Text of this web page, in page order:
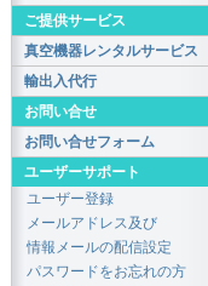
ご提供サービス
真空機器レンタルサービス
輸出入代行
お問い合せ
お問い合せフォーム
ユーザーサポート
ユーザー登録
メールアドレス及び
情報メールの配信設定
パスワードをお忘れの方